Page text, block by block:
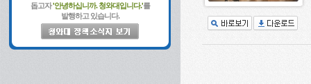
돕고자'안녕하십니까. 청와대입니다.'를
발행하고 있습니다.